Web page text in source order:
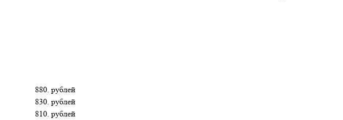
880. рублей
830. рублей
810. рублей